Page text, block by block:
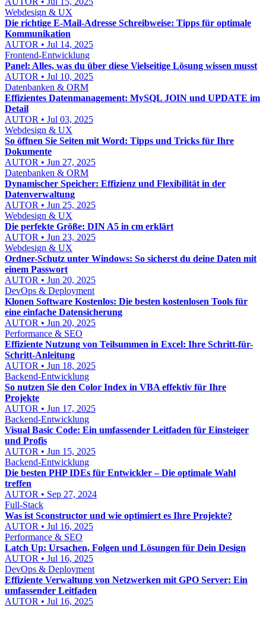
Webdesign & UX
Die richtige E-Mail-Adresse Schreibweise: Tipps für optimale
Kommunikation
AUTOR • Jul 14, 2025
Frontend-Entwicklung
Panel: Alles, was du über diese Vielseitige Lösung wissen musst
AUTOR • Jul 10, 2025
Datenbanken & ORM
Effizientes Datenmanagement: MySQL JOIN und UPDATE im
Detail
AUTOR • Jul 03, 2025
Webdesign & UX
So öffnen Sie Seiten mit Word: Tipps und Tricks für Ihre
Dokumente
AUTOR • Jun 27, 2025
Datenbanken & ORM
Dynamischer Speicher: Effizienz und Flexibilität in der
Datenverwaltung
AUTOR • Jun 25, 2025
Webdesign & UX
Die perfekte Größe: DIN A5 in cm erklärt
AUTOR • Jun 23, 2025
Webdesign & UX
Ordner-Schutz unter Windows: So sicherst du deine Daten mit
einem Passwort
AUTOR • Jun 20, 2025
DevOps & Deployment
Klonen Software Kostenlos: Die besten kostenlosen Tools für
eine einfache Datensicherung
AUTOR • Jun 20, 2025
Performance & SEO
Effiziente Nutzung von Teilsummen in Excel: Ihre Schritt-für-
Schritt-Anleitung
AUTOR • Jun 18, 2025
Backend-Entwicklung
So nutzen Sie den Color Index in VBA effektiv für Ihre
Projekte
AUTOR • Jun 17, 2025
Backend-Entwicklung
Visual Basic Code: Ein umfassender Leitfaden für Einsteiger
und Profis
AUTOR • Jun 15, 2025
Backend-Entwicklung
Die besten PHP IDEs für Entwickler – Die optimale Wahl
treffen
AUTOR • Sep 27, 2024
Full-Stack
Was ist Sconstructor und wie optimiert es Ihre Projekte?
AUTOR • Jul 16, 2025
Performance & SEO
Latch Up: Ursachen, Folgen und Lösungen für Dein Design
AUTOR • Jul 16, 2025
DevOps & Deployment
Effiziente Verwaltung von Netzwerken mit GPO Server: Ein
umfassender Leitfaden
AUTOR • Jul 16, 2025